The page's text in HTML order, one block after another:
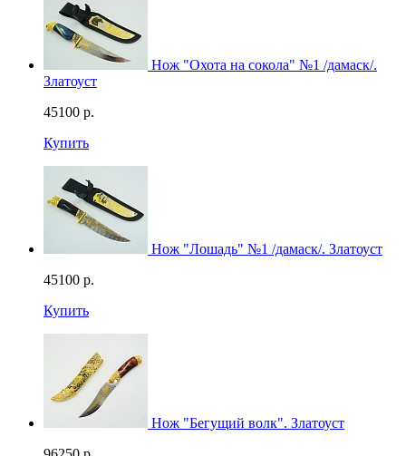
Нож "Охота на сокола" №1 /дамаск/.
Златоуст
45100 р.
Купить
Нож "Лошадь" №1 /дамаск/. Златоуст
45100 р.
Купить
Нож "Бегущий волк". Златоуст